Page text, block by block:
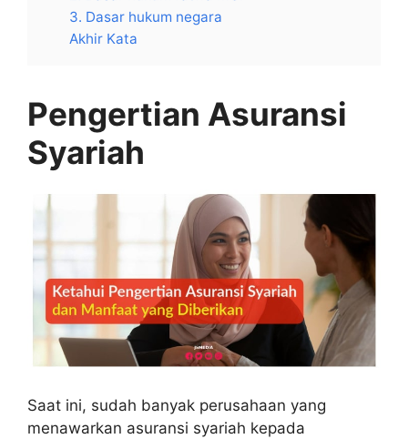
3. Dasar hukum negara
Akhir Kata
Pengertian Asuransi
Syariah
Saat ini, sudah banyak perusahaan yang
menawarkan asuransi syariah kepada